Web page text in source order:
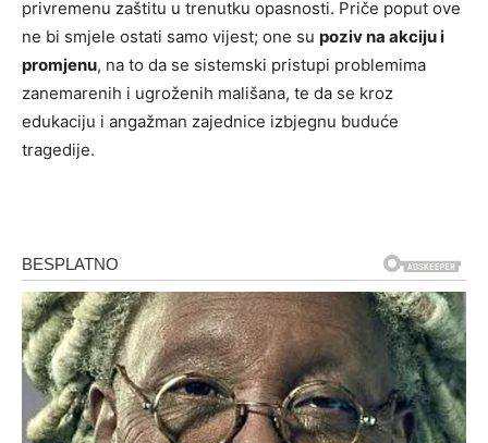
privremenu zaštitu u trenutku opasnosti. Priče poput ove
ne bi smjele ostati samo vijest; one su poziv na akciju i
promjenu, na to da se sistemski pristupi problemima
zanemarenih i ugroženih mališana, te da se kroz
edukaciju i angažman zajednice izbjegnu buduće
tragedije.